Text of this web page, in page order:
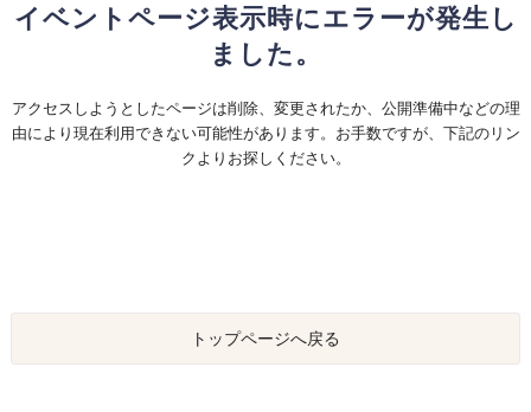
イベントページ表示時にエラーが発生し
ました。
アクセスしようとしたページは削除、変更されたか、公開準備中などの理
由により現在利用できない可能性があります。お手数ですが、下記のリン
クよりお探しください。
トップページへ戻る